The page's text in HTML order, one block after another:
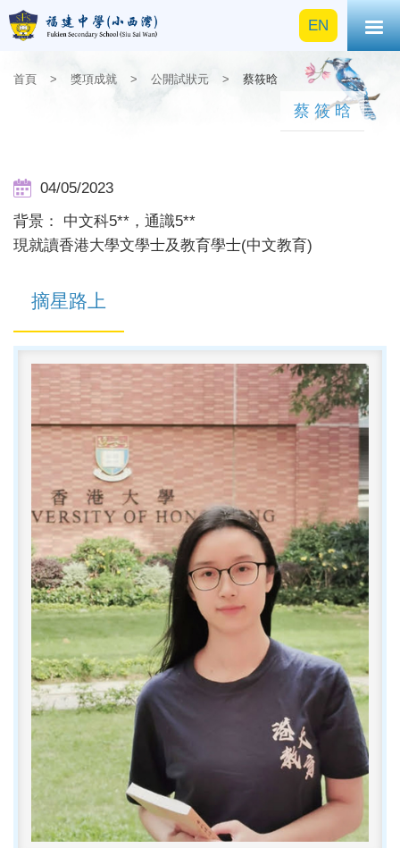
EN
首頁 > 獎項成就 > 公開試狀元 > 蔡筱晗
蔡筱晗
04/05/2023
背景： 中文科5**，通識5**
現就讀香港大學文學士及教育學士(中文教育)
摘星路上